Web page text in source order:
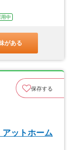
中
がある
保存する
アットホーム